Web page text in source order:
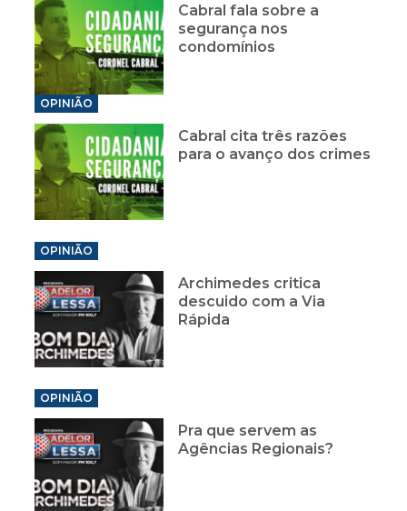
Cabral fala sobre a
segurança nos
condomínios
OPINIÃO
Cabral cita três razões
para o avanço dos crimes
OPINIÃO
Archimedes critica
descuido com a Via
Rápida
OPINIÃO
Pra que servem as
Agências Regionais?